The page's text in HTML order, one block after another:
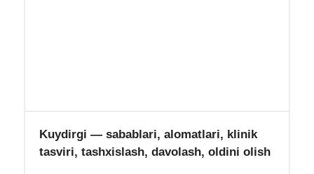
Kuydirgi — sabablari, alomatlari, klinik
tasviri, tashxislash, davolash, oldini olish